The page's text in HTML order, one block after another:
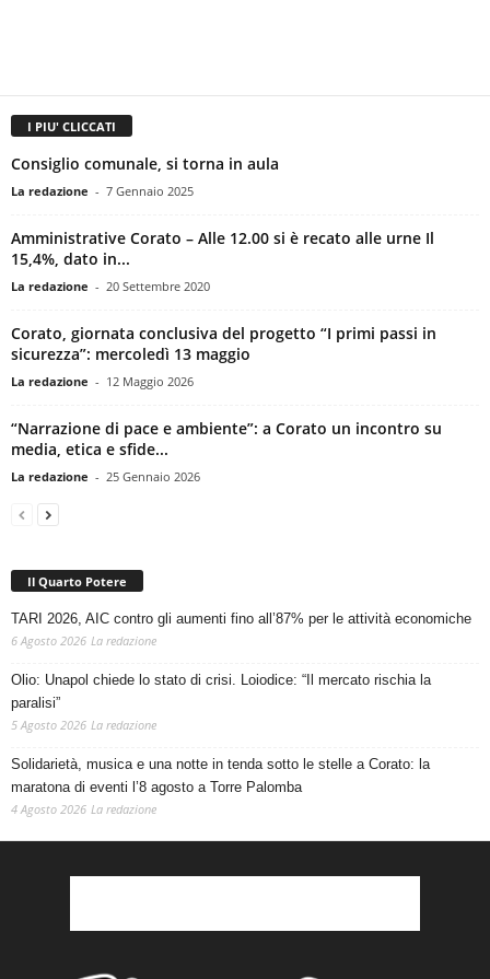
I PIU' CLICCATI
Consiglio comunale, si torna in aula
La redazione - 7 Gennaio 2025
Amministrative Corato – Alle 12.00 si è recato alle urne Il
15,4%, dato in...
La redazione - 20 Settembre 2020
Corato, giornata conclusiva del progetto “I primi passi in
sicurezza”: mercoledì 13 maggio
La redazione - 12 Maggio 2026
“Narrazione di pace e ambiente”: a Corato un incontro su
media, etica e sfide...
La redazione - 25 Gennaio 2026
Il Quarto Potere
TARI 2026, AIC contro gli aumenti fino all’87% per le attività economiche
6 Agosto 2026 La redazione
Olio: Unapol chiede lo stato di crisi. Loiodice: “Il mercato rischia la
paralisi”
5 Agosto 2026 La redazione
Solidarietà, musica e una notte in tenda sotto le stelle a Corato: la
maratona di eventi l’8 agosto a Torre Palomba
4 Agosto 2026 La redazione